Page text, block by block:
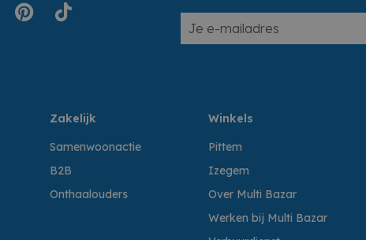
Zakelijk
Samenwoonactie
B2B
Onthaalouders
Winkels
Pittem
Izegem
Over Multi Bazar
Werken bij Multi Bazar